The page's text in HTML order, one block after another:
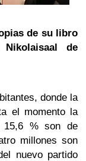
de su libro
de
donde la
el momento la
15,6 % son de
millones son
nuevo partido